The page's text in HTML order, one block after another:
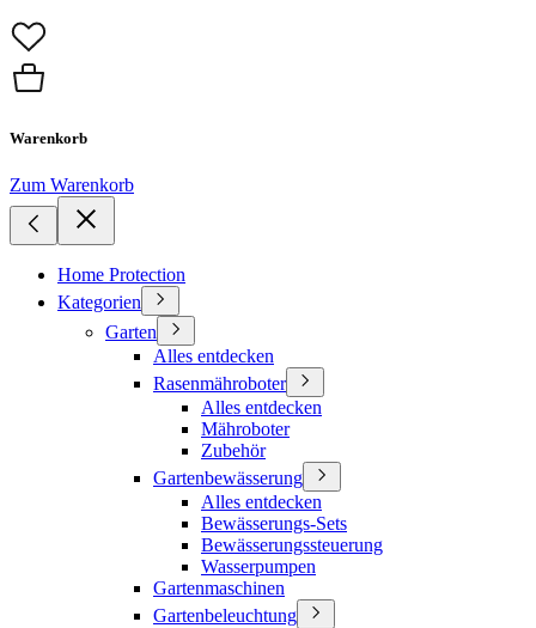
Warenkorb
Zum Warenkorb
Home Protection
Kategorien
Garten
Alles entdecken
Rasenmähroboter
Alles entdecken
Mähroboter
Zubehör
Gartenbewässerung
Alles entdecken
Bewässerungs-Sets
Bewässerungssteuerung
Wasserpumpen
Gartenmaschinen
Gartenbeleuchtung